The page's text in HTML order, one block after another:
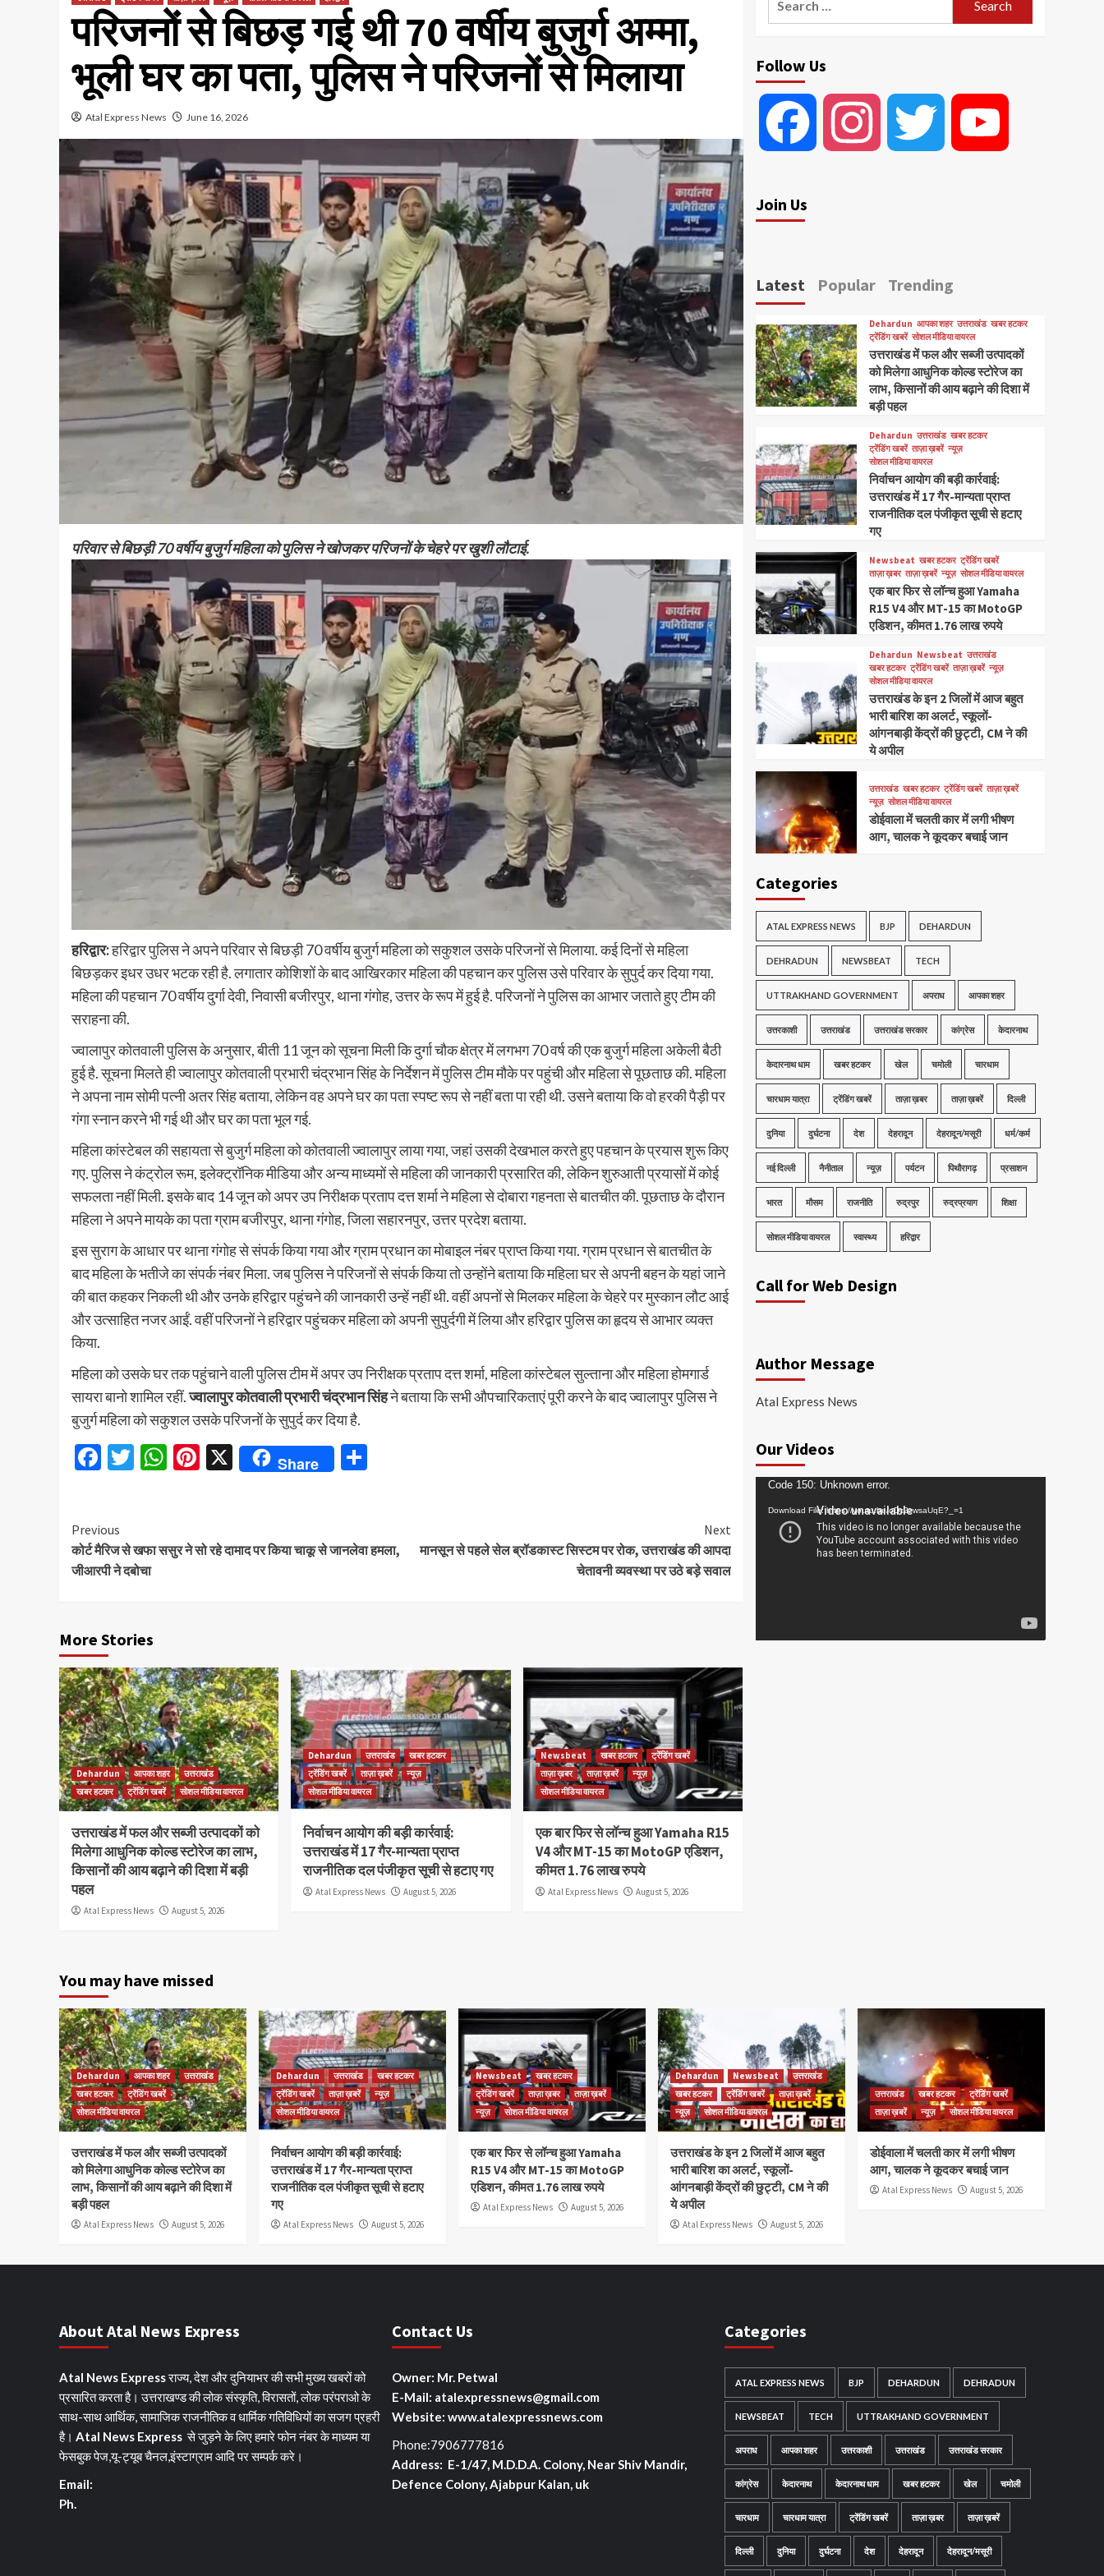
परिजनों से बिछड़ गई थी 70 वर्षीय बुजुर्ग अम्मा,
भूली घर का पता, पुलिस ने परिजनों से मिलाया
Atal Express News June 16, 2026
परिवार से बिछड़ी 70 वर्षीय बुजुर्ग महिला को पुलिस ने खोजकर परिजनों के चेहरे पर खुशी लौटाई.
हरिद्वार:हरिद्वार पुलिस ने अपने परिवार से बिछड़ी 70 वर्षीय बुजुर्ग महिला को सकुशल उसके परिजनों से मिलाया. कई दिनों से महिला
बिछड़कर इधर उधर भटक रही है. लगातार कोशिशों के बाद आखिरकार महिला की पहचान कर पुलिस उसे परिवार के सुपुर्द कर दिया गया.
महिला की पहचान 70 वर्षीय दुर्गा देवी, निवासी बजीरपुर, थाना गंगोह, उत्तर के रूप में हुई है. परिजनों ने पुलिस का आभार जताते हुए टीम की
सराहना की.
ज्वालापुर कोतवाली पुलिस के अनुसार, बीती 11 जून को सूचना मिली कि दुर्गा चौक क्षेत्र में लगभग 70 वर्ष की एक बुजुर्ग महिला अकेली बैठी
हुई है. सूचना मिलते ही ज्वालापुर कोतवाली प्रभारी चंद्रभान सिंह के निर्देशन में पुलिस टीम मौके पर पहुंची और महिला से पूछताछ की. महिला
ने अपना नाम सोमी पत्नी अतर सिंह बताया, लेकिन वह अपने घर का पता स्पष्ट रूप से नहीं बता पा रही थी. उसने बताया कि वो हरकी पैड़ी पर
गंगा स्नान करने भी गई थी और घर का पता भूल गई.
महिला कांस्टेबल की सहायता से बुजुर्ग महिला को कोतवाली ज्वालापुर लाया गया, जहां उसकी देखभाल करते हुए पहचान के प्रयास शुरू किए
गए. पुलिस ने कंट्रोल रूम, इलेक्ट्रॉनिक मीडिया और अन्य माध्यमों से महिला की जानकारी प्रसारित की, लेकिन शुरुआती प्रयासों में कोई
सफलता नहीं मिली. इसके बाद 14 जून को अपर उप निरीक्षक प्रताप दत्त शर्मा ने महिला से दोबारा गहनता से बातचीत की. पूछताछ के दौरान
महिला ने अपने मायके का पता ग्राम बजीरपुर, थाना गंगोह, जिला सहारनपुर, उत्तर प्रदेश बताया.
इस सुराग के आधार पर थाना गंगोह से संपर्क किया गया और ग्राम प्रधान का मोबाइल नंबर प्राप्त किया गया. ग्राम प्रधान से बातचीत के
बाद महिला के भतीजे का संपर्क नंबर मिला. जब पुलिस ने परिजनों से संपर्क किया तो उन्होंने बताया कि महिला घर से अपनी बहन के यहां जाने
की बात कहकर निकली थी और उनके हरिद्वार पहुंचने की जानकारी उन्हें नहीं थी. वहीं अपनों से मिलकर महिला के चेहरे पर मुस्कान लौट आई
और उत्साहित नजर आईं. वहीं परिजनों ने हरिद्वार पहुंचकर महिला को अपनी सुपुर्दगी में लिया और हरिद्वार पुलिस का हृदय से आभार व्यक्त
किया.
महिला को उसके घर तक पहुंचाने वाली पुलिस टीम में अपर उप निरीक्षक प्रताप दत्त शर्मा, महिला कांस्टेबल सुल्ताना और महिला होमगार्ड
सायरा बानो शामिल रहीं.ज्वालापुर कोतवाली प्रभारी चंद्रभान सिंहने बताया कि सभी औपचारिकताएं पूरी करने के बाद ज्वालापुर पुलिस ने
बुजुर्ग महिला को सकुशल उसके परिजनों के सुपुर्द कर दिया है.
Facebook
Twitter
WhatsApp
Pinterest
X Share
Continue
Reading
Previous
कोर्ट मैरिज से खफा ससुर ने सो रहे दामाद पर किया चाकू से जानलेवा हमला,
जीआरपी ने दबोचा
Next
मानसून से पहले सेल ब्रॉडकास्ट सिस्टम पर रोक, उत्तराखंड की आपदा
चेतावनी व्यवस्था पर उठे बड़े सवाल
More Stories
Dehardun आपका शहर
उत्तराखंड
खबर हटकर
ट्रेंडिंग खबरें सोशल मीडिया वायरल
उत्तराखंड में फल और सब्जी उत्पादकों को
मिलेगा आधुनिक कोल्ड स्टोरेज का लाभ,
किसानों की आय बढ़ाने की दिशा में बड़ी
पहल
Atal Express News August 5, 2026
Dehardun उत्तराखंड
खबर हटकर
ट्रेंडिंग खबरें
ताज़ा ख़बरें
न्यूज़
सोशल मीडिया वायरल
निर्वाचन आयोग की बड़ी कार्रवाई:
उत्तराखंड में 17 गैर-मान्यता प्राप्त
राजनीतिक दल पंजीकृत सूची से हटाए गए
Atal Express News August 5, 2026
Newsbeat खबर हटकर
ट्रेंडिंग खबरें
ताज़ा ख़बर
ताज़ा ख़बरें
न्यूज़
सोशल मीडिया वायरल
एक बार फिर से लॉन्च हुआ Yamaha R15
V4 और MT-15 का MotoGP एडिशन,
कीमत 1.76 लाख रुपये
Atal Express News August 5, 2026
Follow Us
Facebook Instagram Twitter
Join Us
Latest Popular Trending
Dehardun आपका शहर उत्तराखंड खबर हटकर
ट्रेंडिंग खबरें सोशल मीडिया वायरल
उत्तराखंड में फल और सब्जी उत्पादकों
को मिलेगा आधुनिक कोल्ड स्टोरेज का
लाभ, किसानों की आय बढ़ाने की दिशा में
बड़ी पहल
Dehardun उत्तराखंड खबर हटकर
ट्रेंडिंग खबरें ताज़ा ख़बरें न्यूज़
सोशल मीडिया वायरल
निर्वाचन आयोग की बड़ी कार्रवाई:
उत्तराखंड में 17 गैर-मान्यता प्राप्त
राजनीतिक दल पंजीकृत सूची से हटाए
गए
Newsbeat खबर हटकर ट्रेंडिंग खबरें
ताज़ा ख़बर ताज़ा ख़बरें न्यूज़ सोशल मीडिया वायरल
एक बार फिर से लॉन्च हुआ Yamaha
R15 V4 और MT-15 का MotoGP
एडिशन, कीमत 1.76 लाख रुपये
Dehardun Newsbeat उत्तराखंड
खबर हटकर ट्रेंडिंग खबरें ताज़ा ख़बरें न्यूज़
सोशल मीडिया वायरल
उत्तराखंड के इन 2 जिलों में आज बहुत
भारी बारिश का अलर्ट, स्कूलों-
आंगनबाड़ी केंद्रों की छुट्टी, CM ने की
ये अपील
उत्तराखंड खबर हटकर ट्रेंडिंग खबरें ताज़ा ख़बरें
न्यूज़ सोशल मीडिया वायरल
डोईवाला में चलती कार में लगी भीषण
आग, चालक ने कूदकर बचाई जान
Categories
ATAL EXPRESS NEWS BJP DEHARDUN
DEHRADUN NEWSBEAT TECH
UTTRAKHAND GOVERNMENT अपराध आपका शहर
उत्तरकाशी उत्तराखंड उत्तराखंड सरकार कांग्रेस केदारनाथ
केदारनाथ धाम खबर हटकर खेल चमोली चारधाम
चारधाम यात्रा ट्रेंडिंग खबरें ताज़ा ख़बर ताज़ा ख़बरें दिल्ली
दुनिया दुर्घटना देश देहरादून देहरादून/मसूरी धर्म/कर्म
नई दिल्ली नैनीताल न्यूज़ पर्यटन पिथौरागढ़ प्रसाशन
भारत मौसम राजनीति रुद्रपुर रुद्रप्रयाग शिक्षा
सोशल मीडिया वायरल स्वास्थ्य हरिद्वार
Call for Web Design
Author Message
Atal Express News
Our Videos
Video
Player
Code 150: Unknown error.
Download File: https://youtu.be/oDc2zwsaUqE?_=1
You may have missed
Dehardun आपका शहर
उत्तराखंड
खबर हटकर
ट्रेंडिंग खबरें
सोशल मीडिया वायरल
उत्तराखंड में फल और सब्जी उत्पादकों
को मिलेगा आधुनिक कोल्ड स्टोरेज का
लाभ, किसानों की आय बढ़ाने की दिशा में
बड़ी पहल
Atal Express News August 5, 2026
Dehardun उत्तराखंड
खबर हटकर
ट्रेंडिंग खबरें
ताज़ा ख़बरें
न्यूज़
सोशल मीडिया वायरल
निर्वाचन आयोग की बड़ी कार्रवाई:
उत्तराखंड में 17 गैर-मान्यता प्राप्त
राजनीतिक दल पंजीकृत सूची से हटाए
गए
Atal Express News August 5, 2026
Newsbeat
खबर हटकर
ट्रेंडिंग खबरें
ताज़ा ख़बर
ताज़ा ख़बरें
न्यूज़
सोशल मीडिया वायरल
एक बार फिर से लॉन्च हुआ Yamaha
R15 V4 और MT-15 का MotoGP
एडिशन, कीमत 1.76 लाख रुपये
Atal Express News August 5, 2026
Dehardun Newsbeat
उत्तराखंड
खबर हटकर
ट्रेंडिंग खबरें
ताज़ा ख़बरें
न्यूज़
सोशल मीडिया वायरल
उत्तराखंड के इन 2 जिलों में आज बहुत
भारी बारिश का अलर्ट, स्कूलों-
आंगनबाड़ी केंद्रों की छुट्टी, CM ने की
ये अपील
Atal Express News August 5, 2026
उत्तराखंड खबर हटकर
ट्रेंडिंग खबरें
ताज़ा ख़बरें
न्यूज़ सोशल मीडिया वायरल
डोईवाला में चलती कार में लगी भीषण
आग, चालक ने कूदकर बचाई जान
Atal Express News August 5, 2026
About Atal News Express
Atal News Expressराज्य, देश और दुनियाभर की सभी मुख्य खबरों को
प्रसारित करता है। उत्तराखण्ड की लोक संस्कृति, विरासतों, लोक परंपराओ के
साथ-साथ आर्थिक, सामाजिक राजनीतिक व धार्मिक गतिविधियों का सजग प्रहरी
है। Atal News Express से जुड़ने के लिए हमारे फोन नंबर के माध्यम या
फेसबुक पेज,यू-ट्यूब चैनल,इंस्टाग्राम आदि पर सम्पर्क करे।
Email:
Ph.
Contact Us
Owner: Mr. Petwal
E-Mail: atalexpressnews@gmail.com
Website: www.atalexpressnews.com
Phone:7906777816
Address: E-1/47, M.D.D.A. Colony, Near Shiv Mandir,
Defence Colony, Ajabpur Kalan, uk
Categories
ATAL EXPRESS NEWS BJP DEHARDUN DEHRADUN
NEWSBEAT TECH UTTRAKHAND GOVERNMENT
अपराध आपका शहर उत्तरकाशी उत्तराखंड उत्तराखंड सरकार
कांग्रेस केदारनाथ केदारनाथ धाम खबर हटकर खेल चमोली
चारधाम चारधाम यात्रा ट्रेंडिंग खबरें ताज़ा ख़बर ताज़ा ख़बरें
दिल्ली दुनिया दुर्घटना देश देहरादून देहरादून/मसूरी